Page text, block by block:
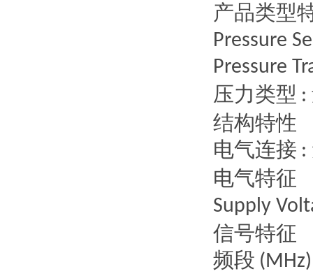
产品类型
Pressure
Pressure
压力类型 :
结构特性
电气连接 :
电气特征
Supply
信号特征
频段